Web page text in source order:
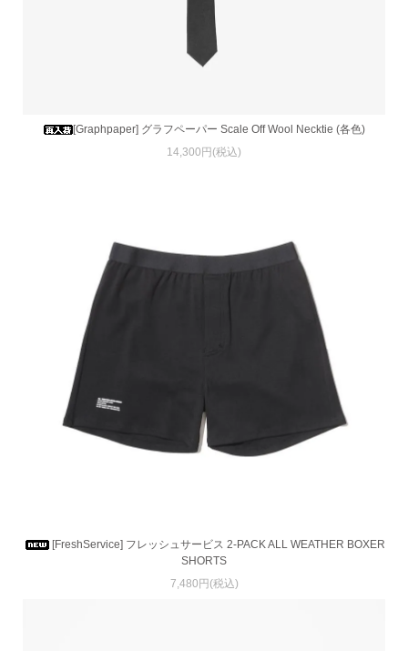
[Graphpaper] グラフペーパー Scale Off Wool Necktie (各色)
14,300円(税込)
[FreshService] フレッシュサービス 2-PACK ALL WEATHER BOXER
SHORTS
7,480円(税込)